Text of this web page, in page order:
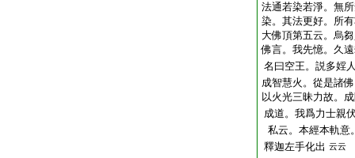
法通若染若淨。無
染。其法更好。所
大佛頂第五云。烏
佛言。我先憶。久
名曰空王。説多婬
成智慧火。從是諸
以火光三昧力故。
成道。我爲力士親
私云。本經本軌意
釋迦左手化出 云云